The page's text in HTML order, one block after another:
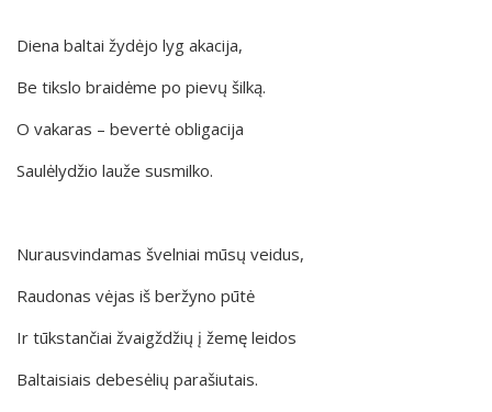
Diena baltai žydėjo lyg akacija,
Be tikslo braidėme po pievų šilką.
O vakaras – bevertė obligacija
Saulėlydžio lauže susmilko.
Nurausvindamas švelniai mūsų veidus,
Raudonas vėjas iš beržyno pūtė
Ir tūkstančiai žvaigždžių į žemę leidos
Baltaisiais debesėlių parašiutais.